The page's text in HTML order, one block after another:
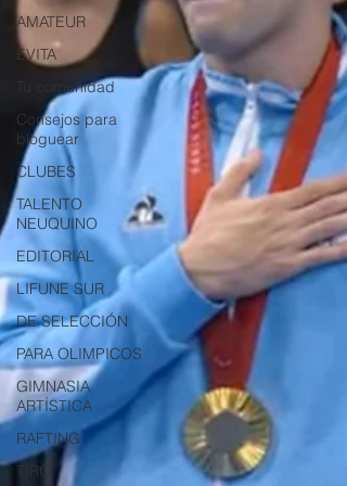
AMATEUR
EVITA
Tu comunidad
Consejos para
bloguear
CLUBES
TALENTO
NEUQUINO
EDITORIAL
LIFUNE SUR
DE SELECCIÓN
PARA OLIMPICOS
GIMNASIA
ARTÍSTICA
RAFTING
TIRO